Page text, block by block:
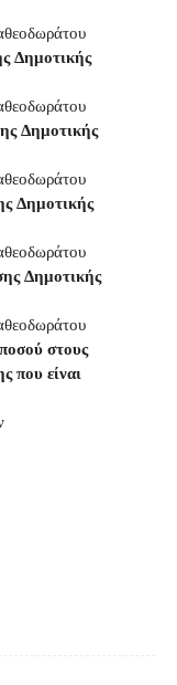
Δημοτικής
Δημοτικής
Δημοτικής
Δημοτικής
στους
που είναι